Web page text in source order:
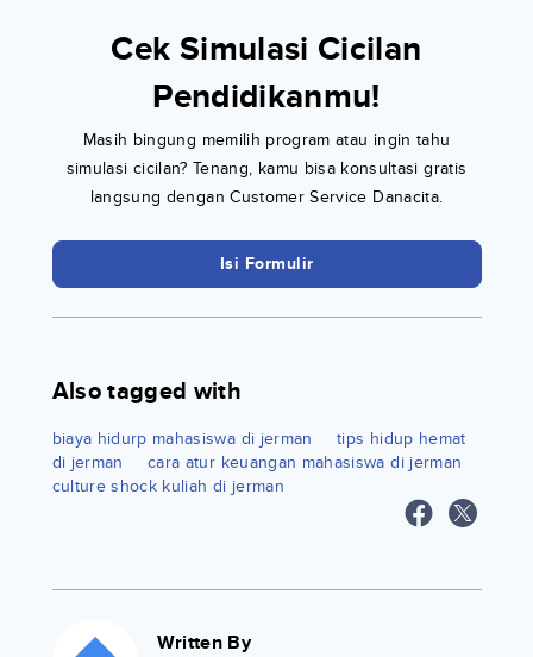
Cek Simulasi Cicilan
Pendidikanmu!
Masih bingung memilih program atau ingin tahu
simulasi cicilan? Tenang, kamu bisa konsultasi gratis
langsung dengan Customer Service Danacita.
Isi Formulir
Also tagged with
biaya hidurp mahasiswa di jerman
tips hidup hemat
di jerman
cara atur keuangan mahasiswa di jerman
culture shock kuliah di jerman
Written By